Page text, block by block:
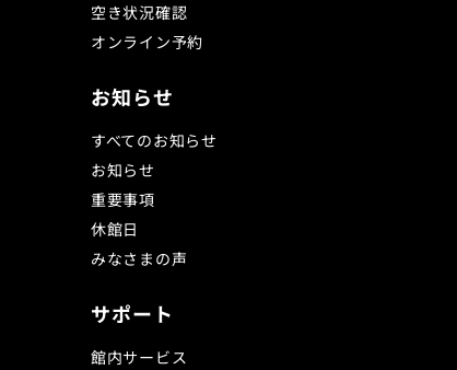
空き状況確認
オンライン予約
お知らせ
すべてのお知らせ
お知らせ
重要事項
休館日
みなさまの声
サポート
館内サービス